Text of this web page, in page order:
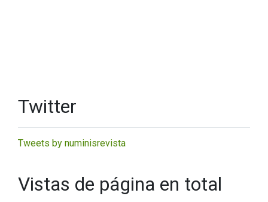
Twitter
Tweets by numinisrevista
Vistas de página en total